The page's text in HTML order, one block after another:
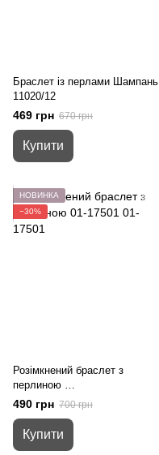
Браслет із перлами Шампань
11020/12
469 грн 670 грн
Купити
НОВИНКА
−30%
Розімкнений браслет з
перлиною
01-17501
490 грн 700 грн
Купити